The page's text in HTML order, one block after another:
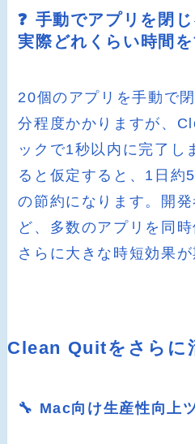
❓ 手動でアプリを閉
実際どれくらい時間
20個のアプリを手動で
分程度かかりますが、
ックで1秒以内に完了し
ると仮定すると、1日約
の節約になります。開
ど、多数のアプリを同
さらに大きな時短効果が
Clean Quitをさらに
🔧 Mac向け生産性向上